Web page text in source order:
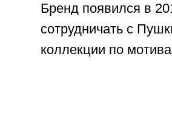
Бренд появился в
сотрудничать с
коллекции по